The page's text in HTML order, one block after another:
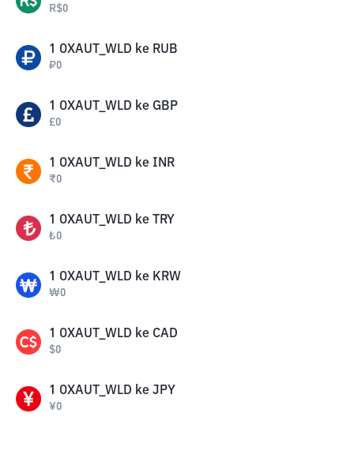
R$0
1 OXAUT_WLD ke RUB
₽0
1 OXAUT_WLD ke GBP
£0
1 OXAUT_WLD ke INR
₹0
1 OXAUT_WLD ke TRY
₺0
1 OXAUT_WLD ke KRW
₩0
1 OXAUT_WLD ke CAD
$0
1 OXAUT_WLD ke JPY
¥0